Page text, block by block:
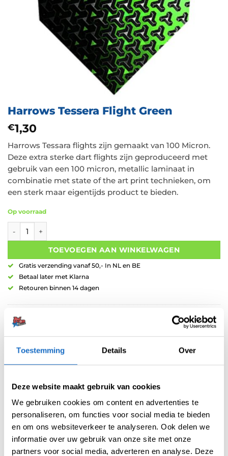
Toestemming Details Over
Deze website maakt gebruik van cookies
We gebruiken cookies om content en advertenties te
personaliseren, om functies voor social media te bieden
en om ons websiteverkeer te analyseren. Ook delen we
informatie over uw gebruik van onze site met onze
partners voor social media, adverteren en analyse. Deze
Harrows Tessera Flight Green
€1,30
Harrows Tessara flights zijn gemaakt van 100 Micron.
Deze extra sterke dart flights zijn geproduceerd met
gebruik van een 100 micron, metallic laminaat in
combinatie met state of the art print technieken, om
een sterk maar eigentijds product te bieden.
Op voorraad
TOEVOEGEN AAN WINKELWAGEN
Gratis verzending vanaf 50,- In NL en BE
Betaal later met Klarna
Retouren binnen 14 dagen
Categorieën:
BESCHRIJVING